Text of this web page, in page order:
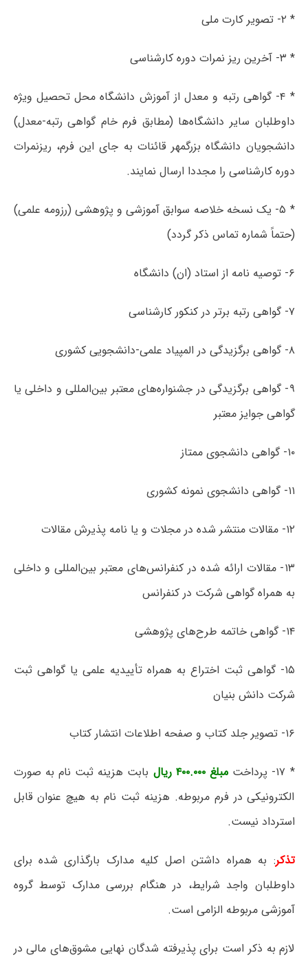
* ۲- تصویر کارت ملی
* ۳- آخرین ریز نمرات دوره کارشناسی
* ۴- گواهی رتبه و معدل از آموزش دانشگاه محل تحصیل ویژه
داوطلبان سایر دانشگاه‌ها (مطابق فرم خام گواهی رتبه-معدل)
دانشجویان دانشگاه بزرگمهر قائنات به جای این فرم، ریزنمرات
دوره کارشناسی را مجددا ارسال نمایند.
* ۵- یک نسخه خلاصه سوابق آموزشی و پژوهشی (رزومه علمی)
(حتماً شماره تماس ذکر گردد)
۶- توصیه نامه از استاد (ان) دانشگاه
۷- گواهی رتبه برتر در کنکور کارشناسی
۸- گواهی برگزیدگی در المپیاد علمی-دانشجویی کشوری
۹- گواهی برگزیدگی در جشنواره‌های معتبر بین‌المللی و داخلی یا
گواهی جوایز معتبر
۱۰- گواهی دانشجوی ممتاز
۱۱- گواهی دانشجوی نمونه کشوری
۱۲- مقالات منتشر شده در مجلات و یا نامه پذیرش مقالات
۱۳- مقالات ارائه شده در کنفرانس‌های معتبر بین‌المللی و داخلی
به همراه گواهی شرکت در کنفرانس
۱۴- گواهی خاتمه طرح‌های پژوهشی
۱۵- گواهی ثبت اختراع به همراه تأییدیه علمی یا گواهی ثبت
شرکت دانش بنیان
۱۶- تصویر جلد کتاب و صفحه اطلاعات انتشار کتاب
* ۱۷- پرداخت مبلغ ۴۰۰.۰۰۰ ریال
بابت هزینه ثبت نام به صورت
الکترونیکی در فرم مربوطه. هزینه ثبت نام به هیچ عنوان قابل
استرداد نیست.
تذکر: به همراه داشتن اصل کلیه مدارک بارگذاری شده برای
داوطلبان واجد شرایط، در هنگام بررسی مدارک توسط گروه
آموزشی مربوطه الزامی است.
لازم به ذکر است برای پذیرفته شدگان نهایی مشوق‌های مالی در